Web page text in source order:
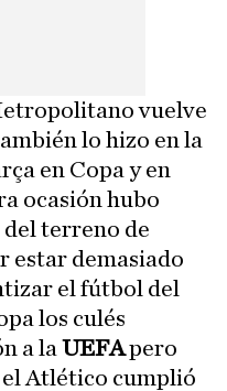
vuelve
lo hizo en la
en Copa y en
ocasión hubo
del terreno de
estar demasiado
el fútbol del
los culés
a la UEFApero
Atlético cumplió